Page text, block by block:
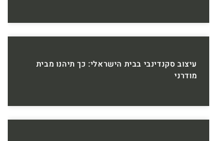
עיצוב סקנדינבי בבית הישראלי: כך תיהנו מבית
מודרני